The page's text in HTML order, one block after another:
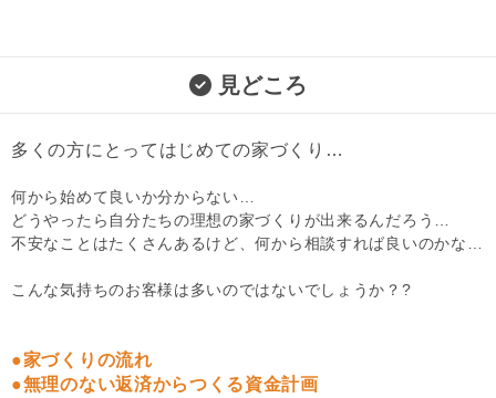
見どころ
多くの方にとってはじめての家づくり…
何から始めて良いか分からない…
どうやったら自分たちの理想の家づくりが出来るんだろう…
不安なことはたくさんあるけど、何から相談すれば良いのかな…
こんな気持ちのお客様は多いのではないでしょうか？?
●家づくりの流れ
●無理のない返済からつくる資金計画